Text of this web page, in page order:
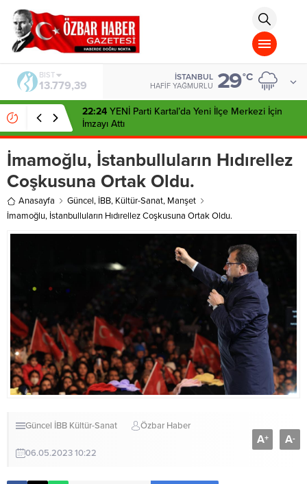
islami
chat
omegla
türk
sohbet
cinsel
sohbet
dini
chat
BIST
13.779,39
İSTANBUL
HAFIF YAĞMURLU 29°C
22:24 YENİ Parti Kartal’da Yeni İlçe Merkezi İçin
İmzayı Attı
İmamoğlu, İstanbulluların Hıdırellez
Coşkusuna Ortak Oldu.
Anasayfa Güncel, İBB, Kültür-Sanat, Manşet
İmamoğlu, İstanbulluların Hıdırellez Coşkusuna Ortak Oldu.
Güncel İBB Kültür-Sanat Özbar Haber
06.05.2023 10:22
A+ A-